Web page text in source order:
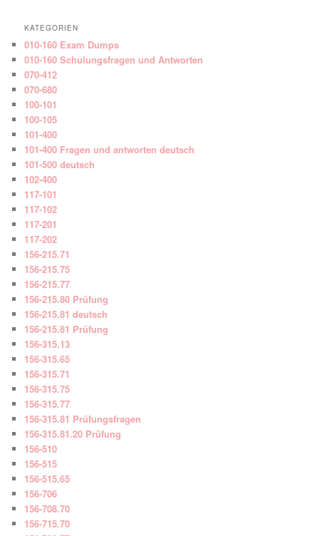
KATEGORIEN
010-160 Exam Dumps
010-160 Schulungsfragen und Antworten
070-412
070-680
100-101
100-105
101-400
101-400 Fragen und antworten deutsch
101-500 deutsch
102-400
117-101
117-102
117-201
117-202
156-215.71
156-215.75
156-215.77
156-215.80 Prüfung
156-215.81 deutsch
156-215.81 Prüfung
156-315.13
156-315.65
156-315.71
156-315.75
156-315.77
156-315.81 Prüfungsfragen
156-315.81.20 Prüfung
156-510
156-515
156-515.65
156-706
156-708.70
156-715.70